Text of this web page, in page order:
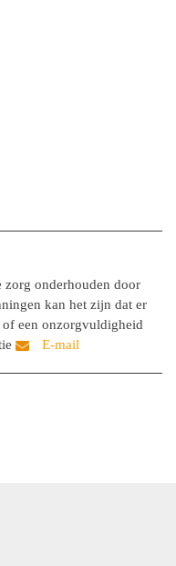
onderhouden door
kan het zijn dat er
een onzorgvuldigheid